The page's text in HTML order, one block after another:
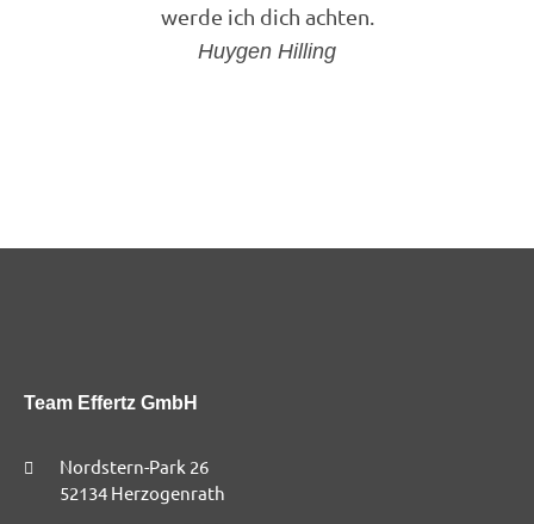
werde ich dich achten.
Huygen Hilling
Team Effertz GmbH
Nordstern-Park 26
52134 Herzogenrath